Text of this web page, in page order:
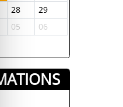
28
29
05 06